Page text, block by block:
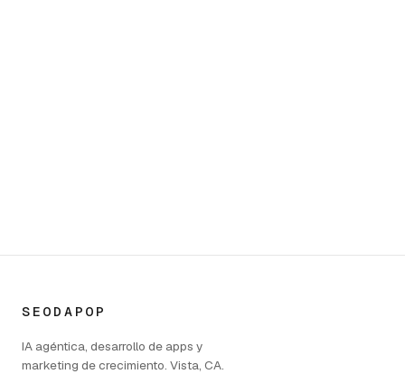
SEODAPOP
IA agéntica, desarrollo de apps y
marketing de crecimiento. Vista, CA.